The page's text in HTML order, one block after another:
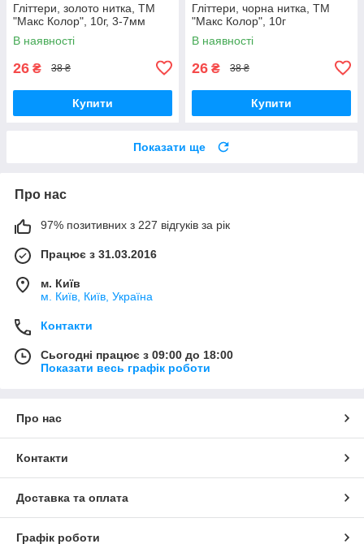
Гліттери, золото нитка, ТМ
"Макс Колор", 10г, 3-7мм
В наявності
26 ₴ 38 ₴
Купити
Гліттери, чорна нитка, ТМ
"Макс Колор", 10г
В наявності
26 ₴ 38 ₴
Купити
Показати ще
Про нас
97% позитивних з 227 відгуків за рік
Працює з 31.03.2016
м. Київ
м. Київ, Київ, Україна
Контакти
Сьогодні працює з 09:00 до 18:00
Показати весь графік роботи
Про нас
Контакти
Доставка та оплата
Графік роботи